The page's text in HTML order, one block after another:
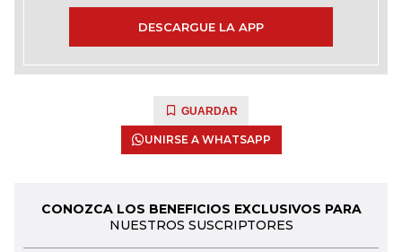
DESCARGUE LA APP
GUARDAR
UNIRSE A WHATSAPP
CONOZCA LOS BENEFICIOS EXCLUSIVOS PARA
NUESTROS SUSCRIPTORES